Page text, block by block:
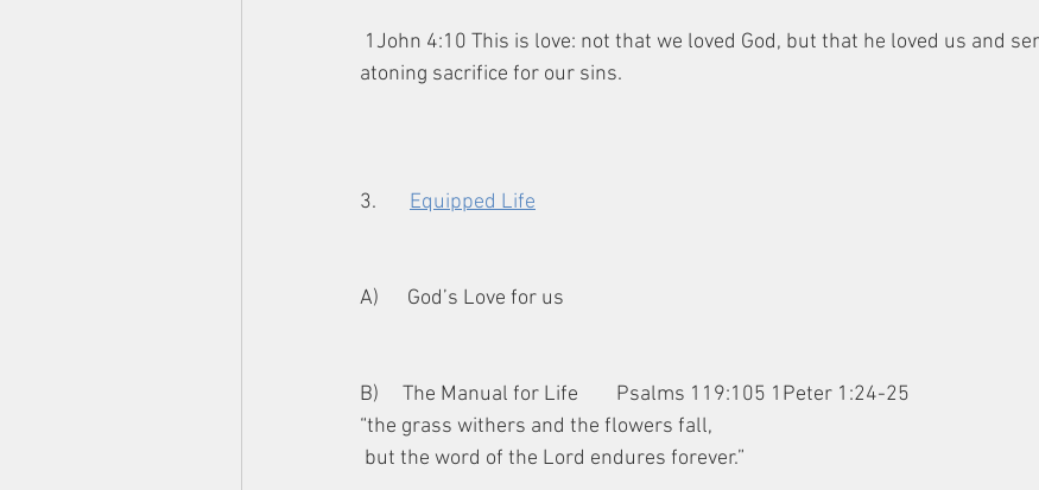
atoning sacrifice for our sins.
3. Equipped Life
A)      God’s Love for us
B)     The Manual for Life        Psalms 119:105 1Peter 1:24-25
“the grass withers and the flowers fall,
but the word of the Lord endures forever.”